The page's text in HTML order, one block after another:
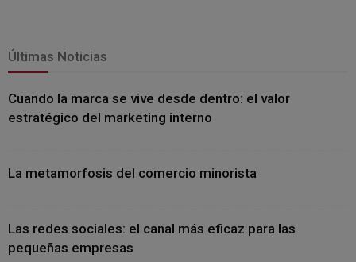
Últimas Noticias
Cuando la marca se vive desde dentro: el valor
estratégico del marketing interno
La metamorfosis del comercio minorista
Las redes sociales: el canal más eficaz para las
pequeñas empresas